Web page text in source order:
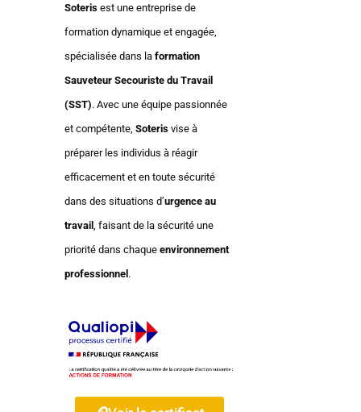
Soteris est une entreprise de
formation dynamique et engagée,
spécialisée dans la formation
Sauveteur Secouriste du Travail
(SST). Avec une équipe passionnée
et compétente, Soteris vise à
préparer les individus à réagir
efficacement et en toute sécurité
dans des situations d’urgence au
travail , faisant de la sécurité une
priorité dans chaque environnement
professionnel .